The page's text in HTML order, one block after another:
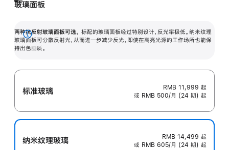
玻璃面板
两种抗反射玻璃面板可选。 标配的玻璃面板经过特别设计，反光率极低。纳米纹理
玻璃面板可分散反射光，从而进一步减少反光，即使在高亮光源的工作场所也能保
持出色画质。
展
开
标准玻璃 RMB 11,999 起
或 RMB 500/月 (24 期) 起
纳米纹理玻璃 RMB 14,499 起
或 RMB 605/月 (24 期) 起